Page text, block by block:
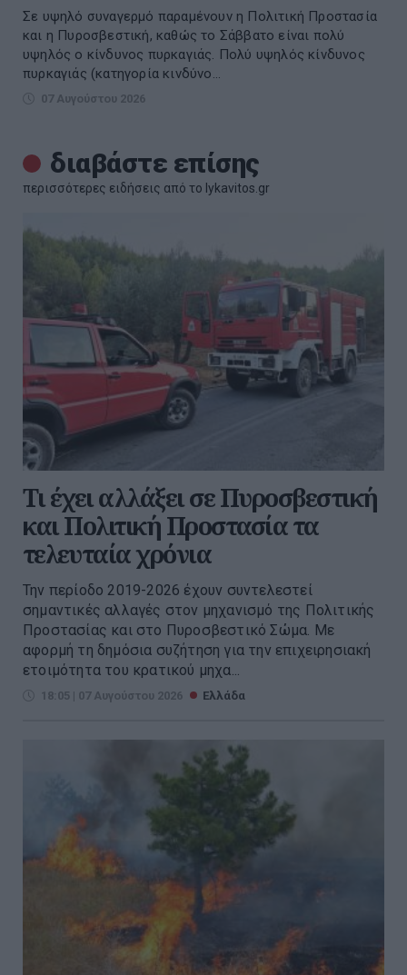
Σε υψηλό συναγερμό παραμένουν η Πολιτική Προστασία
και η Πυροσβεστική, καθώς το Σάββατο είναι πολύ
υψηλός ο κίνδυνος πυρκαγιάς. Πολύ υψηλός κίνδυνος
πυρκαγιάς (κατηγορία κινδύνο...
07 Αυγούστου 2026
διαβάστε επίσης
περισσότερες ειδήσεις από το lykavitos.gr
Τι έχει αλλάξει σε Πυροσβεστική
και Πολιτική Προστασία τα
τελευταία χρόνια
Την περίοδο 2019-2026 έχουν συντελεστεί
σημαντικές αλλαγές στον μηχανισμό της Πολιτικής
Προστασίας και στο Πυροσβεστικό Σώμα. Με
αφορμή τη δημόσια συζήτηση για την επιχειρησιακή
ετοιμότητα του κρατικού μηχα...
18:05 | 07 Αυγούστου 2026 Ελλάδα